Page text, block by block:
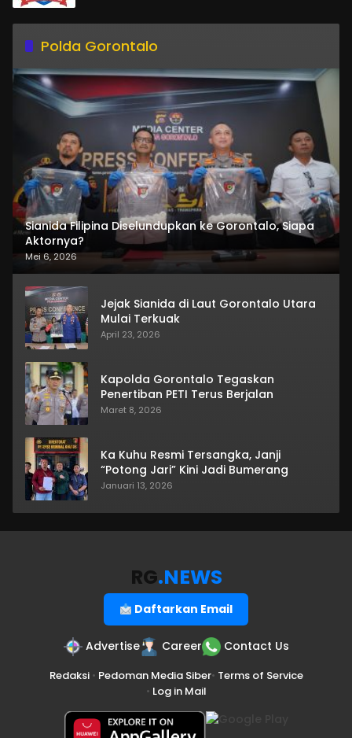
Polda Gorontalo
Sianida Filipina Diselundupkan ke Gorontalo, Siapa
Aktornya?
Mei 6, 2026
Jejak Sianida di Laut Gorontalo Utara
Mulai Terkuak
April 23, 2026
Kapolda Gorontalo Tegaskan
Penertiban PETI Terus Berjalan
Maret 8, 2026
Ka Kuhu Resmi Tersangka, Janji
“Potong Jari” Kini Jadi Bumerang
Januari 13, 2026
RG.NEWS
Daftarkan Email
Advertise Career Contact Us
Redaksi• Pedoman Media Siber• Terms of Service
• Log in Mail